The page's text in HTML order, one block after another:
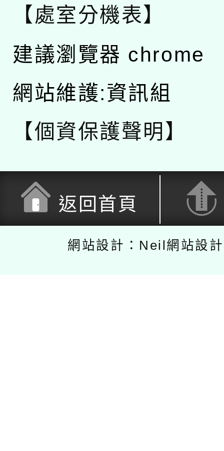
【處室分機表】
建議瀏覽器 chrome
網站維護:資訊組
【個資保護聲明】
返回首頁
網站設計：Neil網站設